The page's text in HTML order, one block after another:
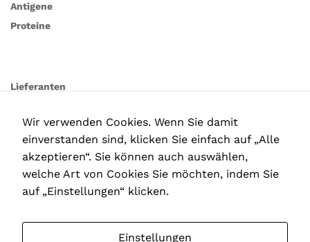
Antigene
Proteine
Lieferanten
Wir verwenden Cookies. Wenn Sie damit
einverstanden sind, klicken Sie einfach auf „Alle
akzeptieren“. Sie können auch auswählen,
welche Art von Cookies Sie möchten, indem Sie
auf „Einstellungen“ klicken.
Einstellungen